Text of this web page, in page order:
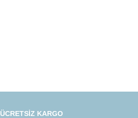
ÜCRETSİZ KARGO